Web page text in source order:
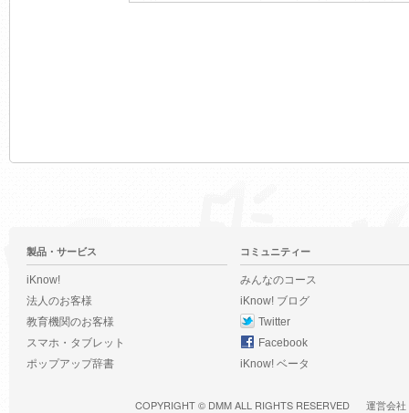
製品・サービス
iKnow!
法人のお客様
教育機関のお客様
スマホ・タブレット
ポップアップ辞書
コミュニティー
みんなのコース
iKnow! ブログ
Twitter
Facebook
iKnow! ベータ
COPYRIGHT © DMMALL RIGHTS RESERVED 運営会社